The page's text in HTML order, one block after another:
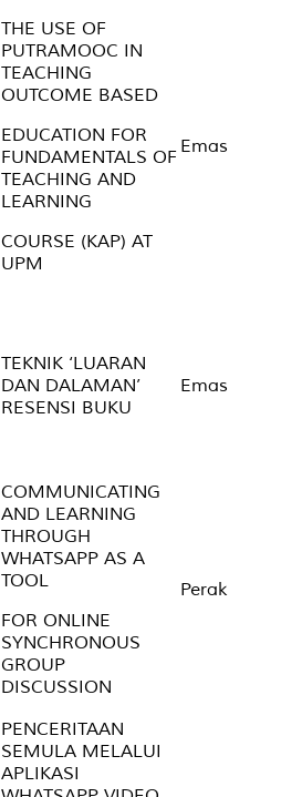
THE USE OF
PUTRAMOOC IN
TEACHING
OUTCOME BASED
EDUCATION FOR
FUNDAMENTALS OF
TEACHING AND
LEARNING
COURSE (KAP) AT
UPM
Emas
TEKNIK ‘LUARAN
DAN DALAMAN’
RESENSI BUKU
Emas
COMMUNICATING
AND LEARNING
THROUGH
WHATSAPP AS A
TOOL
FOR ONLINE
SYNCHRONOUS
GROUP
DISCUSSION
Perak
PENCERITAAN
SEMULA MELALUI
APLIKASI